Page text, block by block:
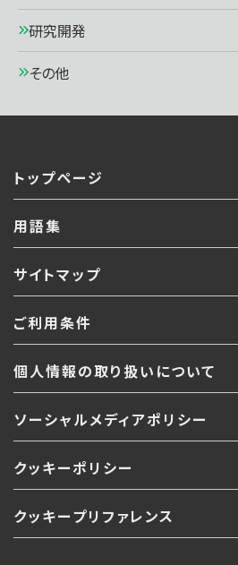
研究開発
その他
トップページ
用語集
サイトマップ
ご利用条件
個人情報の取り扱いについて
ソーシャルメディアポリシー
クッキーポリシー
クッキープリファレンス